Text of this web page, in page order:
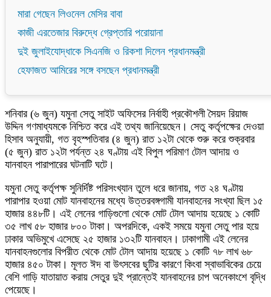
মারা গেছেন লিওনেল মেসির বাবা
কাজী এরতেজার বিরুদ্ধে গ্রেপ্তারি পরোয়ানা
দুই জুলাইযোদ্ধাকে সিএনজি ও রিকশা দিলেন প্রধানমন্ত্রী
হেফাজত আমিরের সঙ্গে বসছেন প্রধানমন্ত্রী
শনিবার (৬ জুন) যমুনা সেতু সাইট অফিসের নির্বাহী প্রকৌশলী সৈয়দ রিয়াজ
উদ্দিন গণমাধ্যমকে নিশ্চিত করে এই তথ্য জানিয়েছেন। সেতু কর্তৃপক্ষের দেওয়া
হিসাব অনুযায়ী, গত বৃহস্পতিবার (৪ জুন) রাত ১২টা থেকে শুরু করে শুক্রবার
(৫ জুন) রাত ১২টা পর্যন্ত ২৪ ঘণ্টায় এই বিপুল পরিমাণ টোল আদায় ও
যানবাহন পারাপারের ঘটনাটি ঘটে।
যমুনা সেতু কর্তৃপক্ষ সুনির্দিষ্ট পরিসংখ্যান তুলে ধরে জানায়, গত ২৪ ঘণ্টায়
পারাপার হওয়া মোট যানবাহনের মধ্যে উত্তরবঙ্গগামী যানবাহনের সংখ্যা ছিল ১৫
হাজার ৪৪৮টি। এই লেনের গাড়িগুলো থেকে মোট টোল আদায় হয়েছে ১ কোটি
৩৫ লাখ ৫৮ হাজার ৮০০ টাকা। অপরদিকে, একই সময়ে যমুনা সেতু পার হয়ে
ঢাকার অভিমুখে এসেছে ২৫ হাজার ১৩২টি যানবাহন। ঢাকাগামী এই লেনের
যানবাহনগুলোর বিপরীত থেকে মোট টোল আদায় হয়েছে ১ কোটি ৭৮ লাখ ৬৮
হাজার ৪৫০ টাকা। মূলত ঈদ বা উৎসবের ছুটির কারণে কিংবা স্বাভাবিকের চেয়ে
বেশি গাড়ি যাতায়াত করায় সেতুর দুই প্রান্তেই যানবাহনের চাপ অনেকাংশে বৃদ্ধি
পেয়েছে।